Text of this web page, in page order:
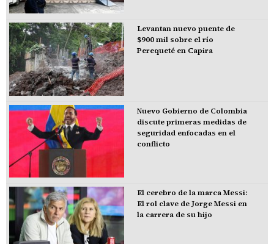
Levantan nuevo puente de
$900 mil sobre el río
Perequeté en Capira
Nuevo Gobierno de Colombia
discute primeras medidas de
seguridad enfocadas en el
conflicto
El cerebro de la marca Messi:
El rol clave de Jorge Messi en
la carrera de su hijo